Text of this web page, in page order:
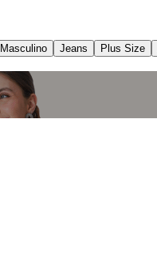
Masculino Jeans Plus Size